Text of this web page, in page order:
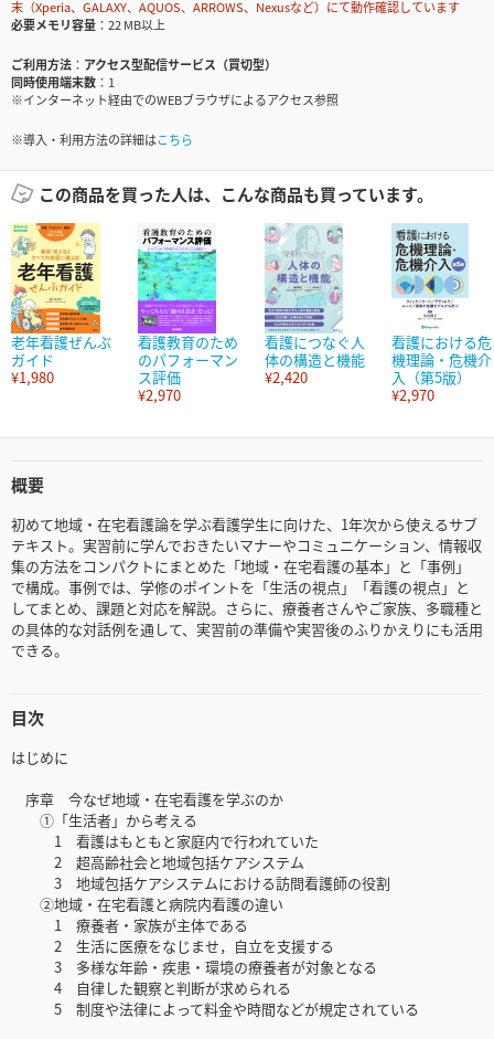
末（Xperia、GALAXY、AQUOS、ARROWS、Nexusなど）にて動作確認しています
必要メモリ容量
22 MB以上
ご利用方法
アクセス型配信サービス（買切型）
同時使用端末数
1
※インターネット経由でのWEBブラウザによるアクセス参照
※導入・利用方法の詳細はこちら
この商品を買った人は、こんな商品も買っています。
老年看護ぜんぶ
ガイド
¥1,980
看護教育のため
のパフォーマン
ス評価
¥2,970
看護につなぐ人
体の構造と機能
¥2,420
看護における危
機理論・危機介
入（第5版）
¥2,970
概要
初めて地域・在宅看護論を学ぶ看護学生に向けた、1年次から使えるサブ
テキスト。実習前に学んでおきたいマナーやコミュニケーション、情報収
集の方法をコンパクトにまとめた「地域・在宅看護の基本」と「事例」
で構成。事例では、学修のポイントを「生活の視点」「看護の視点」と
してまとめ、課題と対応を解説。さらに、療養者さんやご家族、多職種と
の具体的な対話例を通して、実習前の準備や実習後のふりかえりにも活用
できる。
目次
はじめに
序章 今なぜ地域・在宅看護を学ぶのか
①「生活者」から考える
1 看護はもともと家庭内で行われていた
2 超高齢社会と地域包括ケアシステム
3 地域包括ケアシステムにおける訪問看護師の役割
②地域・在宅看護と病院内看護の違い
1 療養者・家族が主体である
2 生活に医療をなじませ，自立を支援する
3 多様な年齢・疾患・環境の療養者が対象となる
4 自律した観察と判断が求められる
5 制度や法律によって料金や時間などが規定されている